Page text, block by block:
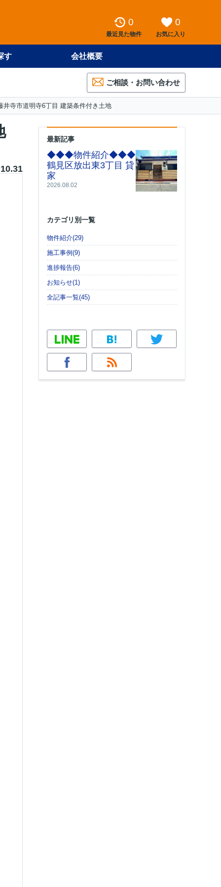
0
最近見た物件
0
お気に入り
す 会社概要
ご相談・お問い合わせ
市道明寺6丁目 建築条件付き土地
最新記事
◆◆◆物件紹介◆◆◆
鶴見区放出東3丁目 貸
家
2026.08.02
カテゴリ別一覧
物件紹介(29)
施工事例(9)
進捗報告(6)
お知らせ(1)
全記事一覧(45)